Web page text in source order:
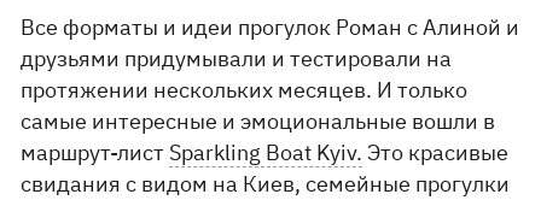
Все форматы и идеи прогулок Роман с Алиной и
друзьями придумывали и тестировали на
протяжении нескольких месяцев. И только
самые интересные и эмоциональные вошли в
маршрут-лист Sparkling Boat Kyiv. Это красивые
свидания с видом на Киев, семейные прогулки